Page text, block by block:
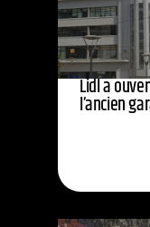
Lidl a
l’ancien